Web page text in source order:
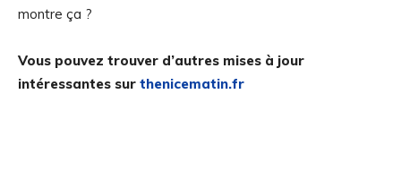
montre ça ?
Vous pouvez trouver d’autres mises à jour
intéressantes sur thenicematin.fr